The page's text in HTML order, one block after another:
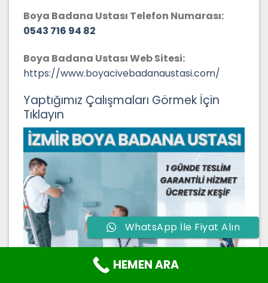
Boya Badana Ustası Telefon Numarası:
0543 716 94 82
Boya Badana Ustası Web Sitesi:
https://www.boyacivebadanaustasi.com/
Yaptığımız Çalışmaları Görmek İçin
Tıklayın
WhatsApp İle Fiyat Alın
HEMEN ARA